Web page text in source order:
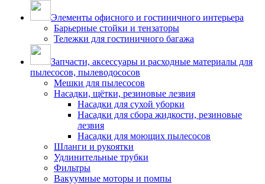
Элементы офисного и гостиничного интерьера
Барьерные стойки и тензаторы
Тележки для гостиничного багажа
Запчасти, аксессуары и расходные материалы для
пылесосов, пылеводососов
Мешки для пылесосов
Насадки, щётки, резиновые лезвия
Насадки для сухой уборки
Насадки для сбора жидкости, резиновые
лезвия
Насадки для моющих пылесосов
Шланги и рукоятки
Удлинительные трубки
Фильтры
Вакуумные моторы и помпы